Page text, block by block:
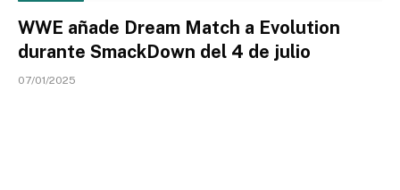
WWE añade Dream Match a Evolution
durante SmackDown del 4 de julio
07/01/2025